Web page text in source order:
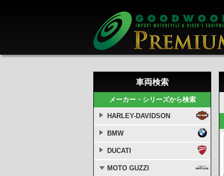
車両検索
メーカー・シリーズから検索
HARLEY-DAVIDSON
BMW
DUCATI
MOTO GUZZI